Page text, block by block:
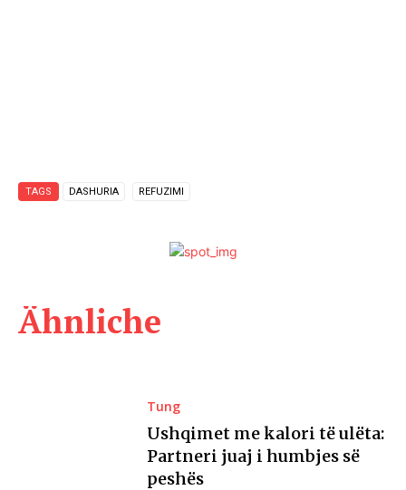
Ähnliche
Tung
Ushqimet me kalori të ulëta:
Partneri juaj i humbjes së
peshës
TAGS DASHURIA REFUZIMI